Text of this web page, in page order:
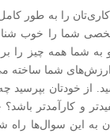
را به طور
شما را خوب
به شما همه چیز را
و ارزش‌های شما
از خودتان بپرسید
و کارآمدتر باشد؟
این سوال‌ها راه